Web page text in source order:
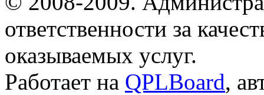
ответственности за
оказываемых услуг.
Работает на QPLBoard,